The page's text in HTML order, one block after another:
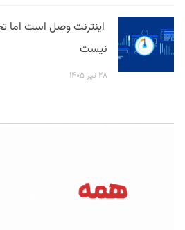
اینترنت وصل است اما
نیست
۲۸ تیر ۱۴۰۵